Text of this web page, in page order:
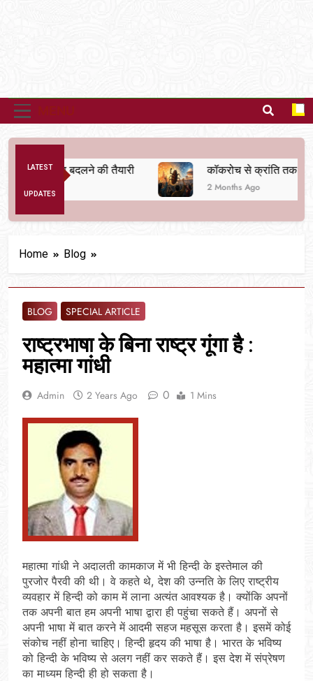
LATEST
UPDATES
व्यवस्था बदलने की तैयारी कॉकरोच से क्रांति तक
2 Months Ago
Home Blog
BLOG SPECIAL ARTICLE
राष्ट्रभाषा के बिना राष्ट्र गूंगा है :
महात्मा गांधी
Admin 2 Years Ago 0 1 Mins
महात्मा गांधी ने अदालती कामकाज में भी हिन्दी के इस्तेमाल की
पुरजोर पैरवी की थी। वे कहते थे, देश की उन्नति के लिए राष्ट्रीय
व्यवहार में हिन्दी को काम में लाना अत्यंत आवश्यक है। क्योंकि अपनों
तक अपनी बात हम अपनी भाषा द्वारा ही पहुंचा सकते हैं। अपनों से
अपनी भाषा में बात करने में आदमी सहज महसूस करता है। इसमें कोई
संकोच नहीं होना चाहिए। हिन्दी हृदय की भाषा है। भारत के भविष्य
को हिन्दी के भविष्य से अलग नहीं कर सकते हैं। इस देश में संप्रेषण
का माध्यम हिन्दी ही हो सकता है।